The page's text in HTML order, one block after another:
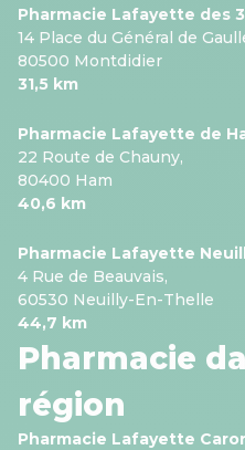
Pharmacie Lafayette des
14 Place du Général de
80500 Montdidier
31,5 km
Pharmacie Lafayette de
22 Route de Chauny,
80400 Ham
40,6 km
Pharmacie Lafayette
4 Rue de Beauvais,
60530 Neuilly-En-Thelle
44,7 km
Pharmacie
région
Pharmacie Lafayette